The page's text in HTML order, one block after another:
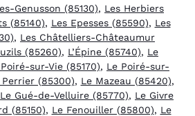
Genusson (85130), Les Herbiers
(85140), Les Epesses (85590), Les
, Les Châtelliers-Châteaumur
(85260), L’Épine (85740), Le
sur-Vie (85170), Le Poiré-sur-
Perrier (85300), Le Mazeau (85420),
Le Gué-de-Velluire (85770), Le Givre
(85150), Le Fenouiller (85800), Le